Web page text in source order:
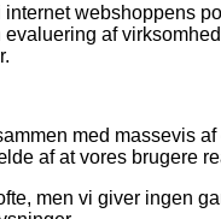
webshoppens
af
med massevis af
af at vores brugere
men vi giver ingen